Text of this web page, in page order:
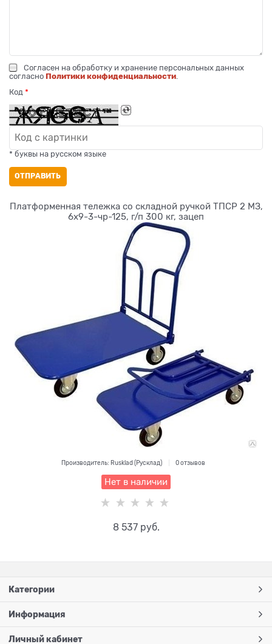
Согласен на обработку и хранение персональных данных
согласно Политики конфиденциальности.
Код
* буквы на русском языке
ОТПРАВИТЬ
Платформенная тележка со складной ручкой ТПСР 2 МЗ,
6х9-3-чр-125, г/п 300 кг, зацеп
Производитель: Rusklad (Русклад) 0 отзывов
Нет в наличии
8 537 руб.
Категории
Информация
Личный кабинет